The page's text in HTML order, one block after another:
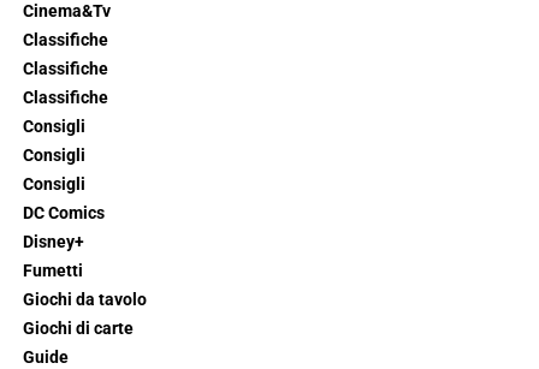
Cinema&Tv
Classifiche
Classifiche
Classifiche
Consigli
Consigli
Consigli
DC Comics
Disney+
Fumetti
Giochi da tavolo
Giochi di carte
Guide